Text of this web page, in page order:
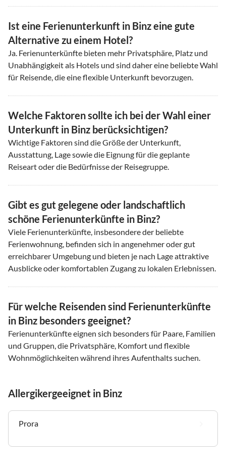
Ist eine Ferienunterkunft in Binz eine gute
Alternative zu einem Hotel?
Ja. Ferienunterkünfte bieten mehr Privatsphäre, Platz und
Unabhängigkeit als Hotels und sind daher eine beliebte Wahl
für Reisende, die eine flexible Unterkunft bevorzugen.
Welche Faktoren sollte ich bei der Wahl einer
Unterkunft in Binz berücksichtigen?
Wichtige Faktoren sind die Größe der Unterkunft,
Ausstattung, Lage sowie die Eignung für die geplante
Reiseart oder die Bedürfnisse der Reisegruppe.
Gibt es gut gelegene oder landschaftlich
schöne Ferienunterkünfte in Binz?
Viele Ferienunterkünfte, insbesondere der beliebte
Ferienwohnung, befinden sich in angenehmer oder gut
erreichbarer Umgebung und bieten je nach Lage attraktive
Ausblicke oder komfortablen Zugang zu lokalen Erlebnissen.
Für welche Reisenden sind Ferienunterkünfte
in Binz besonders geeignet?
Ferienunterkünfte eignen sich besonders für Paare, Familien
und Gruppen, die Privatsphäre, Komfort und flexible
Wohnmöglichkeiten während ihres Aufenthalts suchen.
Allergikergeeignet in Binz
Prora